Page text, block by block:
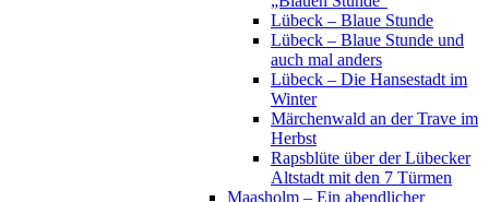
Lübeck – Blaue Stunde
Lübeck – Blaue Stunde und
auch mal anders
Lübeck – Die Hansestadt im
Winter
Märchenwald an der Trave im
Herbst
Rapsblüte über der Lübecker
Altstadt mit den 7 Türmen
Maasholm – Ein abendlicher